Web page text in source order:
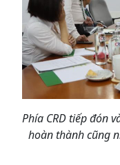
Phía CRD tiếp đón
hoàn thành cũng